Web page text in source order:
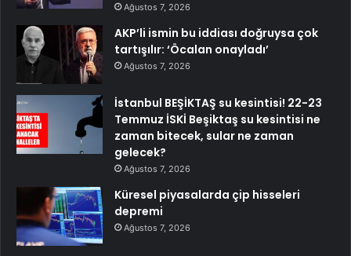
Ağustos 7, 2026
AKP’li ismin bu iddiası doğruysa çok
tartışılır: ‘Öcalan onayladı’
Ağustos 7, 2026
İstanbul BEŞİKTAŞ su kesintisi! 22-23
Temmuz İSKİ Beşiktaş su kesintisi ne
zaman bitecek, sular ne zaman
gelecek?
Ağustos 7, 2026
Küresel piyasalarda çip hisseleri
depremi
Ağustos 7, 2026